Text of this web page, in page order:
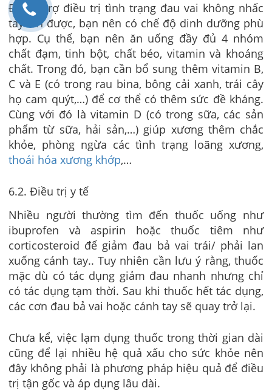
Để hỗ trợ điều trị tình trạng đau vai không nhấc
tay lên được, bạn nên có chế độ dinh dưỡng phù
hợp. Cụ thể, bạn nên ăn uống đầy đủ 4 nhóm
chất đạm, tinh bột, chất béo, vitamin và khoáng
chất. Trong đó, bạn cần bổ sung thêm vitamin B,
C và E (có trong rau bina, bông cải xanh, trái cây
họ cam quýt,…) để cơ thể có thêm sức đề kháng.
Cùng với đó là vitamin D (có trong sữa, các sản
phẩm từ sữa, hải sản,…) giúp xương thêm chắc
khỏe, phòng ngừa các tình trạng loãng xương,
thoái hóa xương khớp,…
6.2. Điều trị y tế
Nhiều người thường tìm đến thuốc uống như
ibuprofen và aspirin hoặc thuốc tiêm như
corticosteroid để giảm đau bả vai trái/ phải lan
xuống cánh tay.. Tuy nhiên cần lưu ý rằng, thuốc
mặc dù có tác dụng giảm đau nhanh nhưng chỉ
có tác dụng tạm thời. Sau khi thuốc hết tác dụng,
các cơn đau bả vai hoặc cánh tay sẽ quay trở lại.
Chưa kể, việc lạm dụng thuốc trong thời gian dài
cũng để lại nhiều hệ quả xấu cho sức khỏe nên
đây không phải là phương pháp hiệu quả để điều
trị tận gốc và áp dụng lâu dài.